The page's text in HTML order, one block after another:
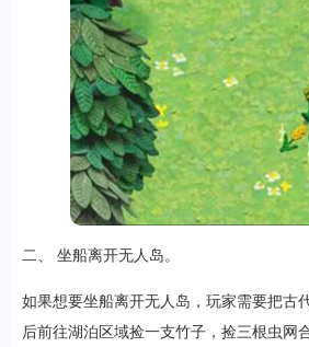
二、 坐船离开无人岛。
如果想要坐船离开无人岛，玩家需要把古
后前往湖泊区域捡一支竹子，捡三根虫网